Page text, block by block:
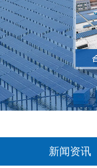
新闻资讯